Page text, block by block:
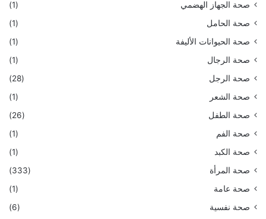
صحة الجهاز الهضمي
(1)
صحة الحامل
(1)
صحة الحيوانات الأليفة
(1)
صحة الرجال
(1)
صحة الرجل
(28)
صحة الشعر
(1)
صحة الطفل
(26)
صحة الفم
(1)
صحة الكبد
(1)
صحة المرأة
(333)
صحة عامة
(1)
صحة نفسية
(6)